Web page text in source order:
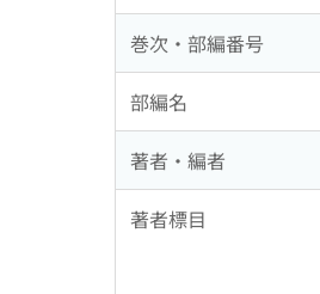
巻次・部編番号
部編名
著者・編者
著者標目